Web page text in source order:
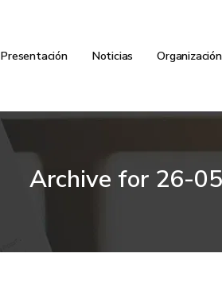
Presentación Noticias Organización
Archive for 26-